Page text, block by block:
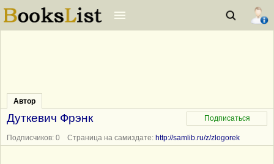
Автор
Дуткевич Фрэнк
Подписчиков: 0 Страница на самиздате: http://samlib.ru/z/zlogorek